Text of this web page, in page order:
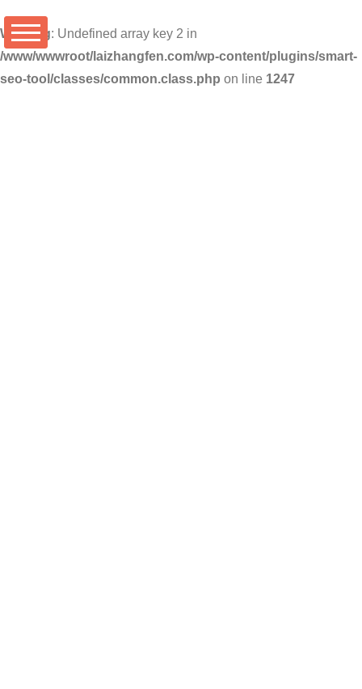
Warning: Undefined array key 2 in
/www/wwwroot/laizhangfen.com/wp-content/plugins/smart-
seo-tool/classes/common.class.php on line 1247